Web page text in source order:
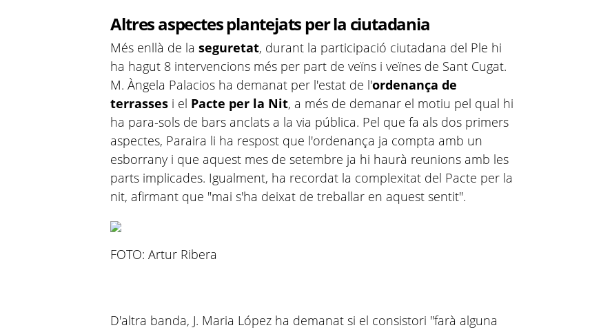
Altres aspectes plantejats per la ciutadania
Més enllà de laseguretat, durant la participació ciutadana del Ple hi
ha hagut 8 intervencions més per part de veïns i veïnes de Sant Cugat.
M. Àngela Palacios ha demanat per l'estat de l'ordenança de
terrasses i el Pacte per la Nit, a més de demanar el motiu pel qual hi
ha para-sols de bars anclats a la via pública. Pel que fa als dos primers
aspectes, Paraira li ha respost que l'ordenança ja compta amb un
esborrany i que aquest mes de setembre ja hi haurà reunions amb les
parts implicades. Igualment, ha recordat la complexitat del Pacte per la
nit, afirmant que "mai s'ha deixat de treballar en aquest sentit".
FOTO: Artur Ribera
D'altra banda, J. Maria López ha demanat si el consistori "farà alguna